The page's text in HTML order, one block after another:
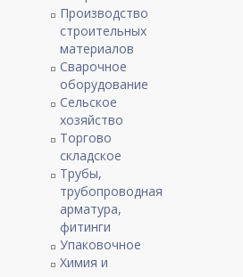
Производство
строительных
материалов
Сварочное
оборудование
Сельское
хозяйство
Торгово
складское
Трубы,
трубопроводная
арматура,
фитинги
Упаковочное
Химия и